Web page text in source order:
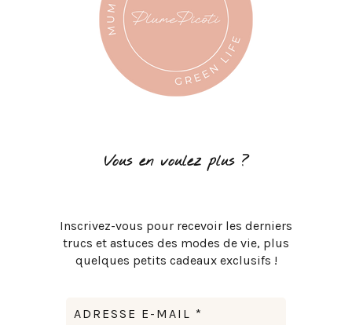
Vous en voulez plus ?
Inscrivez-vous pour recevoir les derniers
trucs et astuces des modes de vie, plus
quelques petits cadeaux exclusifs !